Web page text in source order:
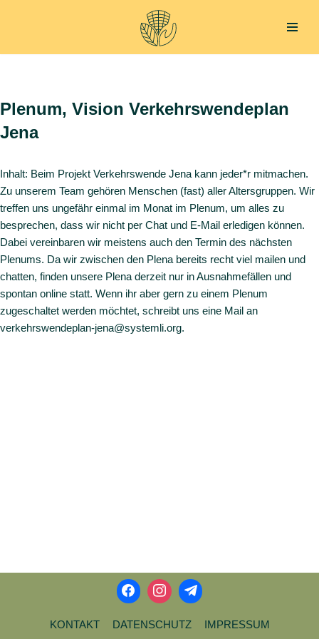
Inhalt
Plenum, Vision Verkehrswendeplan
Jena
Inhalt: Beim Projekt Verkehrswende Jena kann jeder*r mitmachen.
Zu unserem Team gehören Menschen (fast) aller Altersgruppen. Wir
treffen uns ungefähr einmal im Monat im Plenum, um alles zu
besprechen, dass wir nicht per Chat und E-Mail erledigen können.
Dabei vereinbaren wir meistens auch den Termin des nächsten
Plenums. Da wir zwischen den Plena bereits recht viel mailen und
chatten, finden unsere Plena derzeit nur in Ausnahmefällen und
spontan online statt. Wenn ihr aber gern zu einem Plenum
zugeschaltet werden möchtet, schreibt uns eine Mail an
verkehrswendeplan-jena@systemli.org.
KONTAKT DATENSCHUTZ IMPRESSUM